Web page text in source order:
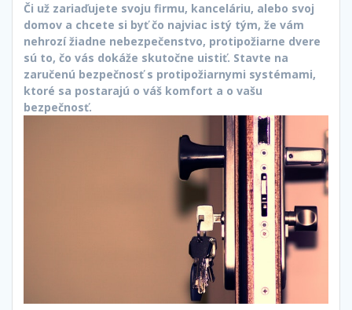
Či už zariaďujete svoju firmu, kanceláriu, alebo svoj
domov a chcete si byť čo najviac istý tým, že vám
nehrozí žiadne nebezpečenstvo, protipožiarne dvere
sú to, čo vás dokáže skutočne uistiť. Stavte na
zaručenú bezpečnosť s protipožiarnymi systémami,
ktoré sa postarajú o váš komfort a o vašu
bezpečnosť.